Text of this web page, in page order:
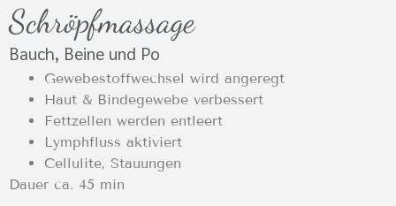
Schröpfmassage
Bauch, Beine und Po
Gewebestoffwechsel wird angeregt
Haut & Bindegewebe verbessert
Fettzellen werden entleert
Lymphfluss aktiviert
Cellulite, Stauungen
Dauer ca. 45 min